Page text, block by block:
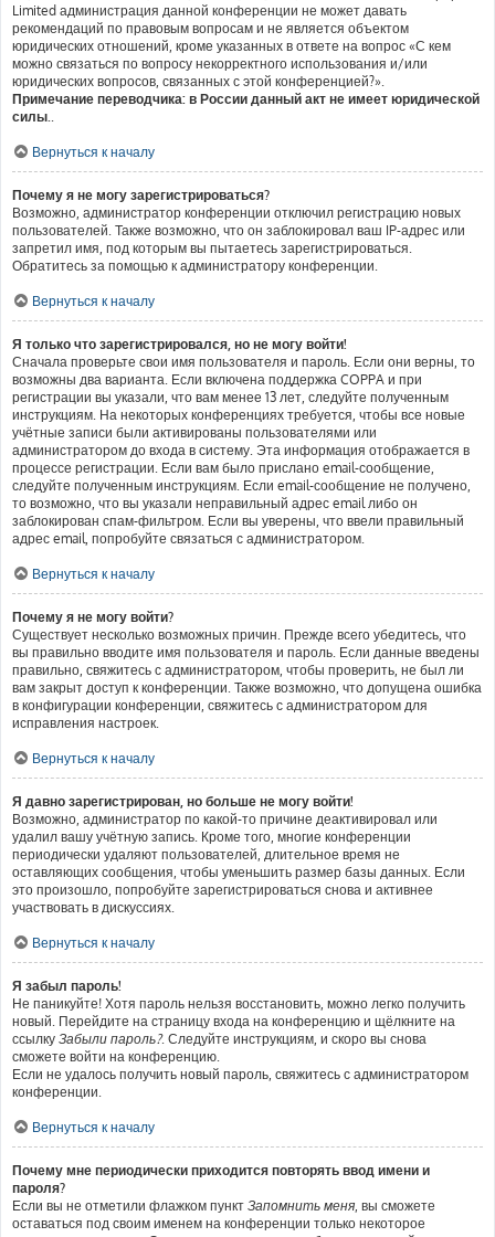
Limited администрация данной конференции не может давать
рекомендаций по правовым вопросам и не является объектом
юридических отношений, кроме указанных в ответе на вопрос «С кем
можно связаться по вопросу некорректного использования и/или
юридических вопросов, связанных с этой конференцией?».
Примечание переводчика: в России данный акт не имеет юридической
силы..
Вернуться к началу
Почему я не могу зарегистрироваться?
Возможно, администратор конференции отключил регистрацию новых
пользователей. Также возможно, что он заблокировал ваш IP-адрес или
запретил имя, под которым вы пытаетесь зарегистрироваться.
Обратитесь за помощью к администратору конференции.
Вернуться к началу
Я только что зарегистрировался, но не могу войти!
Сначала проверьте свои имя пользователя и пароль. Если они верны, то
возможны два варианта. Если включена поддержка COPPA и при
регистрации вы указали, что вам менее 13 лет, следуйте полученным
инструкциям. На некоторых конференциях требуется, чтобы все новые
учётные записи были активированы пользователями или
администратором до входа в систему. Эта информация отображается в
процессе регистрации. Если вам было прислано email-сообщение,
следуйте полученным инструкциям. Если email-сообщение не получено,
то возможно, что вы указали неправильный адрес email либо он
заблокирован спам-фильтром. Если вы уверены, что ввели правильный
адрес email, попробуйте связаться с администратором.
Вернуться к началу
Почему я не могу войти?
Существует несколько возможных причин. Прежде всего убедитесь, что
вы правильно вводите имя пользователя и пароль. Если данные введены
правильно, свяжитесь с администратором, чтобы проверить, не был ли
вам закрыт доступ к конференции. Также возможно, что допущена ошибка
в конфигурации конференции, свяжитесь с администратором для
исправления настроек.
Вернуться к началу
Я давно зарегистрирован, но больше не могу войти!
Возможно, администратор по какой-то причине деактивировал или
удалил вашу учётную запись. Кроме того, многие конференции
периодически удаляют пользователей, длительное время не
оставляющих сообщения, чтобы уменьшить размер базы данных. Если
это произошло, попробуйте зарегистрироваться снова и активнее
участвовать в дискуссиях.
Вернуться к началу
Я забыл пароль!
Не паникуйте! Хотя пароль нельзя восстановить, можно легко получить
новый. Перейдите на страницу входа на конференцию и щёлкните на
ссылку Забыли пароль?. Следуйте инструкциям, и скоро вы снова
сможете войти на конференцию.
Если не удалось получить новый пароль, свяжитесь с администратором
конференции.
Вернуться к началу
Почему мне периодически приходится повторять ввод имени и
пароля?
Если вы не отметили флажком пункт Запомнить меня, вы сможете
оставаться под своим именем на конференции только некоторое